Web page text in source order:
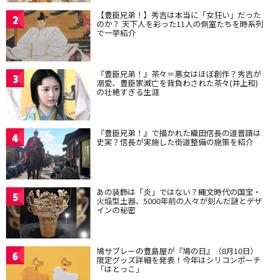
2 【豊臣兄弟！】秀吉は本当に「女狂い」だった
のか？ 天下人を彩った11人の側室たちを時系列
で一挙紹介
3 『豊臣兄弟！』茶々＝悪女はほぼ創作？秀吉が
溺愛、豊臣家滅亡を背負わされた茶々(井上和)
の壮絶すぎる生涯
4 『豊臣兄弟！』で描かれた織田信長の道普請は
史実？信長が実施した街道整備の施策を紹介
5 あの装飾は「炎」ではない？縄文時代の国宝・
火焔型土器、5000年前の人々が刻んだ謎とデザ
インの秘密
6 鳩サブレーの豊島屋が『鳩の日』（8月10日）
限定グッズ詳細を発表！今年はシリコンポーチ
「はとっこ」